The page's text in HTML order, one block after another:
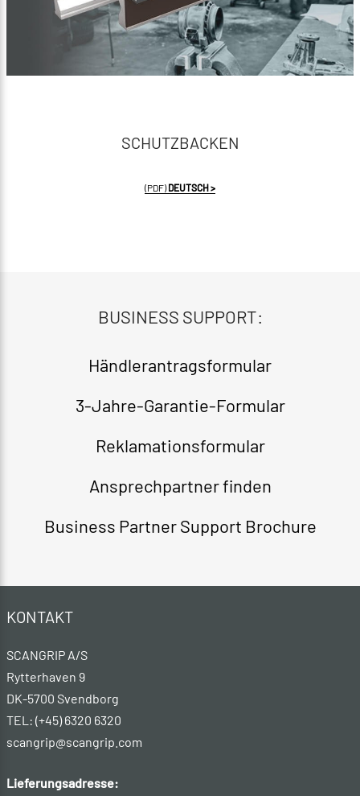
SCHUTZBACKEN
(PDF)DEUTSCH >
BUSINESS SUPPORT:
Händlerantragsformular​
3-Jahre-Garantie-Formular​
Reklamationsformular​
Ansprechpartner finden
Business Partner Support Brochure
KONTAKT
SCANGRIP A/S
Rytterhaven 9
DK-5700 Svendborg
TEL: (+45) 6320 6320
scangrip@scangrip.com
Lieferungsadresse: